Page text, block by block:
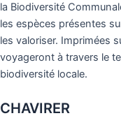
la Biodiversité
les espèces présentes
les valoriser. Imprimées
voyageront à travers le
biodiversité locale.
CHAVIRER